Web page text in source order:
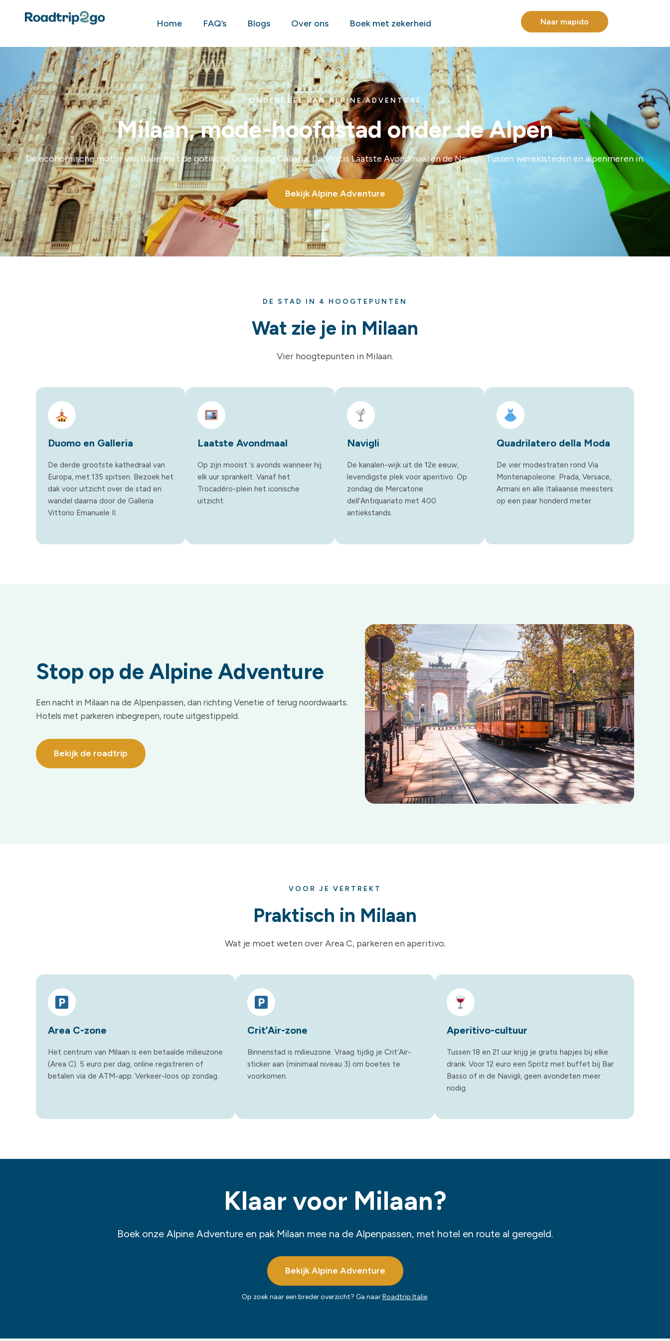
Home FAQ’s Blogs Over ons Boek met zekerheid Naar mapido
ONDERDEEL VAN ALPINE ADVENTURE
Milaan, mode-hoofdstad onder de Alpen
De economische motor van Italie met de gotische Duomo, de Galleria, Da Vincis Laatste Avondmaal en de Navigli. Tussen wereldsteden en alpenmeren in.
Bekijk Alpine Adventure
DE STAD IN 4 HOOGTEPUNTEN
Wat zie je in Milaan
Vier hoogtepunten in Milaan.
Duomo en Galleria
De derde grootste kathedraal van
Europa, met 135 spitsen. Bezoek het
dak voor uitzicht over de stad en
wandel daarna door de Galleria
Vittorio Emanuele II.
Laatste Avondmaal
Op zijn mooist ‘s avonds wanneer hij
elk uur sprankelt. Vanaf het
Trocadéro-plein het iconische
uitzicht.
Navigli
De kanalen-wijk uit de 12e eeuw,
levendigste plek voor aperitivo. Op
zondag de Mercatone
dell’Antiquariato met 400
antiekstands.
Quadrilatero della Moda
De vier modestraten rond Via
Montenapoleone: Prada, Versace,
Armani en alle Italiaanse meesters
op een paar honderd meter.
Stop op de Alpine Adventure
Een nacht in Milaan na de Alpenpassen, dan richting Venetie of terug noordwaarts.
Hotels met parkeren inbegrepen, route uitgestippeld.
Bekijk de roadtrip
VOOR JE VERTREKT
Praktisch in Milaan
Wat je moet weten over Area C, parkeren en aperitivo.
Area C-zone
Het centrum van Milaan is een betaalde milieuzone
(Area C). 5 euro per dag, online registreren of
betalen via de ATM-app. Verkeer-loos op zondag.
Crit’Air-zone
Binnenstad is milieuzone. Vraag tijdig je Crit’Air-
sticker aan (minimaal niveau 3) om boetes te
voorkomen.
Aperitivo-cultuur
Tussen 18 en 21 uur krijg je gratis hapjes bij elke
drank. Voor 12 euro een Spritz met buffet bij Bar
Basso of in de Navigli, geen avondeten meer
nodig.
Klaar voor Milaan?
Boek onze Alpine Adventure en pak Milaan mee na de Alpenpassen, met hotel en route al geregeld.
Bekijk Alpine Adventure
Op zoek naar een breder overzicht? Ga naarRoadtrip Italie.